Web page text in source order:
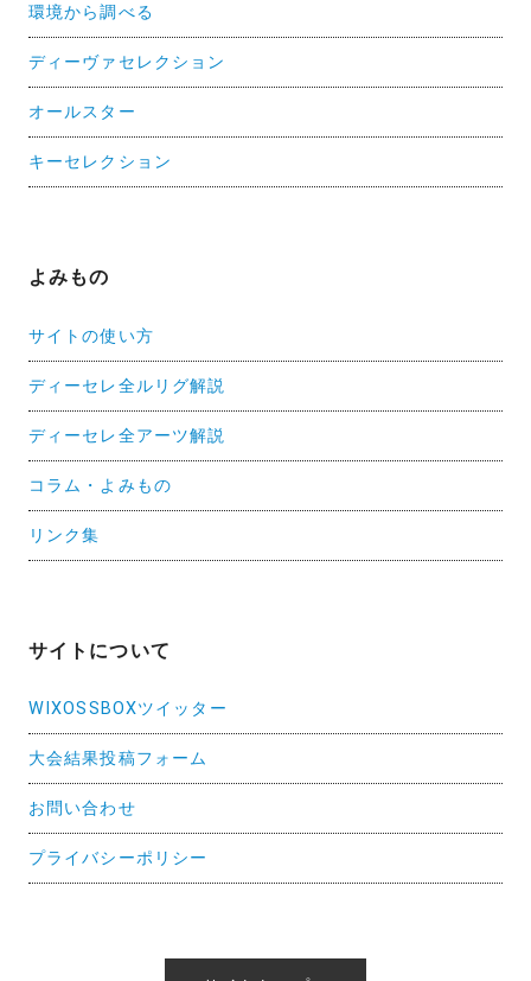
環境から調べる
ディーヴァセレクション
オールスター
キーセレクション
よみもの
サイトの使い方
ディーセレ全ルリグ解説
ディーセレ全アーツ解説
コラム・よみもの
リンク集
サイトについて
WIXOSSBOXツイッター
大会結果投稿フォーム
お問い合わせ
プライバシーポリシー